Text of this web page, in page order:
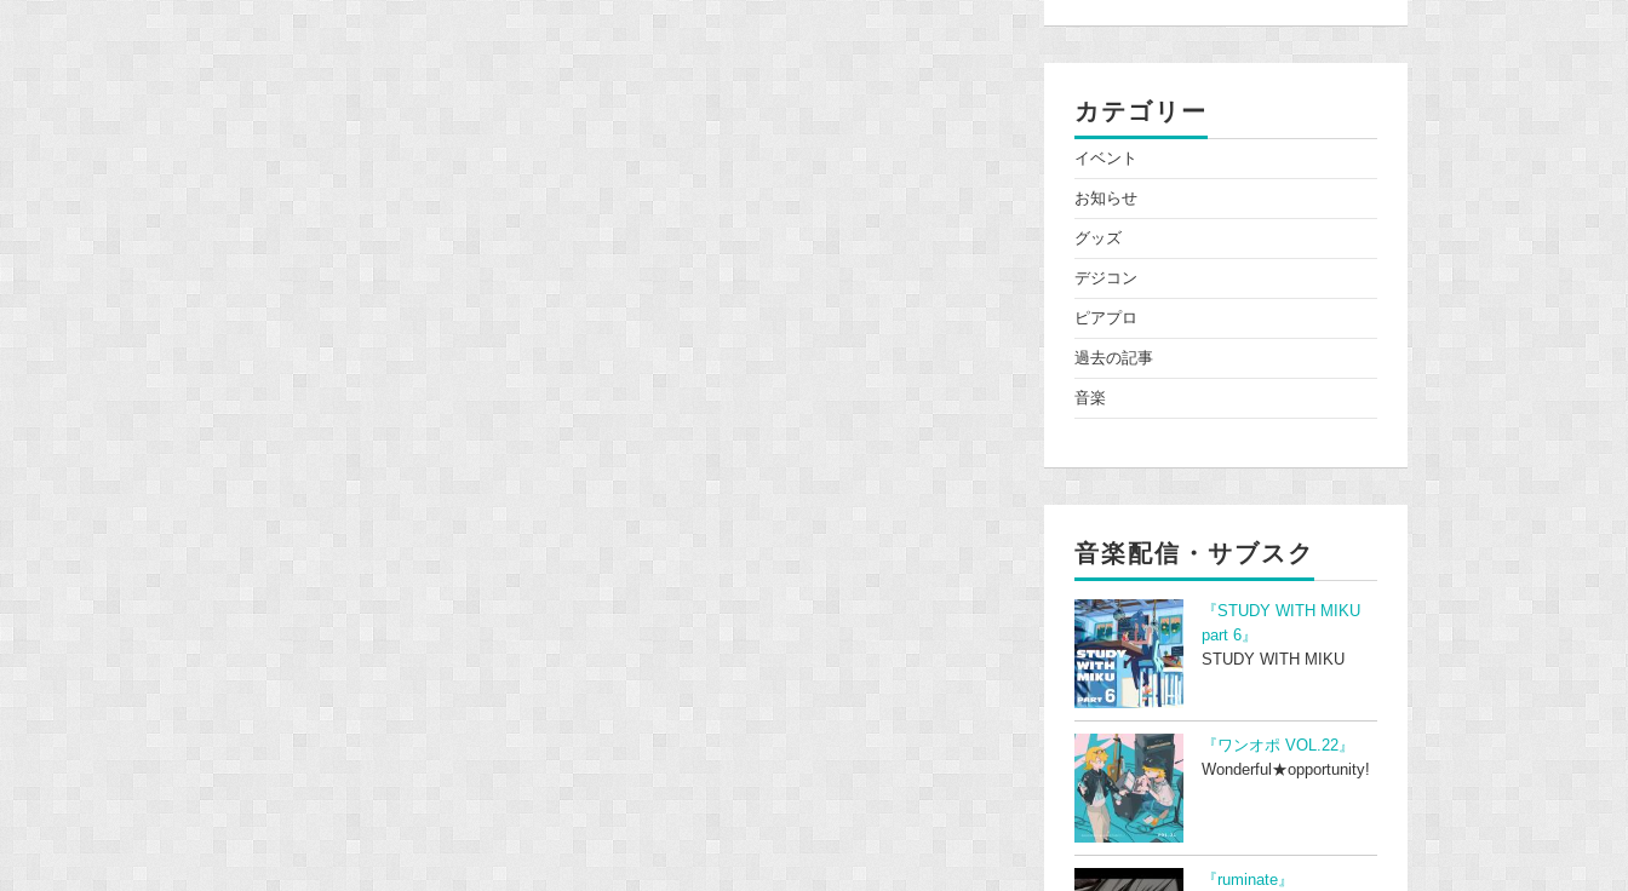
カテゴリー
イベント
お知らせ
グッズ
デジコン
ピアプロ
過去の記事
音楽
音楽配信・サブスク
『STUDY WITH MIKU
part 6』
STUDY WITH MIKU
『ワンオポ VOL.22』
Wonderful★opportunity!
『ruminate』